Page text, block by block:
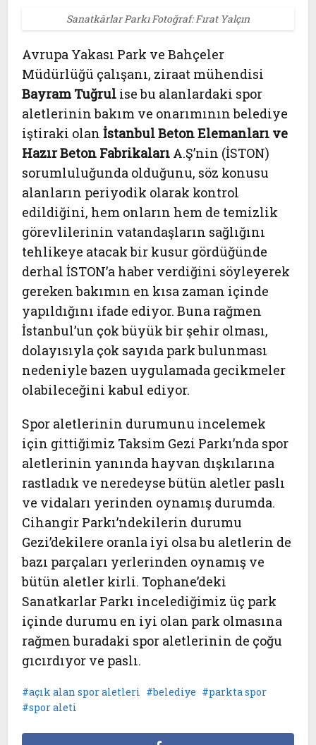
Sanatkârlar Parkı Fotoğraf: Fırat Yalçın
Avrupa Yakası Park ve Bahçeler
Müdürlüğü çalışanı, ziraat mühendisi
Bayram Tuğrul ise bu alanlardaki spor
aletlerinin bakım ve onarımının belediye
iştiraki olanİstanbul Beton Elemanları ve
Hazır Beton Fabrikaları A.Ş’nin (İSTON)
sorumluluğunda olduğunu, söz konusu
alanların periyodik olarak kontrol
edildiğini, hem onların hem de temizlik
görevlilerinin vatandaşların sağlığını
tehlikeye atacak bir kusur gördüğünde
derhal İSTON’a haber verdiğini söyleyerek
gereken bakımın en kısa zaman içinde
yapıldığını ifade ediyor. Buna rağmen
İstanbul’un çok büyük bir şehir olması,
dolayısıyla çok sayıda park bulunması
nedeniyle bazen uygulamada gecikmeler
olabileceğini kabul ediyor.
Spor aletlerinin durumunu incelemek
için gittiğimiz Taksim Gezi Parkı’nda spor
aletlerinin yanında hayvan dışkılarına
rastladık ve neredeyse bütün aletler paslı
ve vidaları yerinden oynamış durumda.
Cihangir Parkı’ndekilerin durumu
Gezi’dekilere oranla iyi olsa bu aletlerin de
bazı parçaları yerlerinden oynamış ve
bütün aletler kirli. Tophane’deki
Sanatkarlar Parkı incelediğimiz üç park
içinde durumu en iyi olan park olmasına
rağmen buradaki spor aletlerinin de çoğu
gıcırdıyor ve paslı.
açık alan spor aletleri belediye
parkta spor
spor aleti